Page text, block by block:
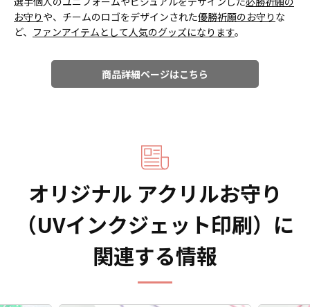
お守り や、チームのロゴをデザインされた優勝祈願のお守り な
ど、 ファンアイテムとして人気のグッズになります。
商品詳細ページはこちら
オリジナル アクリルお守り
（UVインクジェット印刷）に
関連する情報